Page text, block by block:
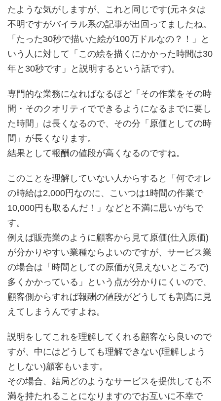
たような気がしますが、これと同じです(元ネタは
不明ですがバイラル系の記事が出回ってましたね。
「たった30秒で描いた絵が100万ドルなの？！」と
いう人に対して「この絵を描くにかかった時間は30
年と30秒です」と説明するという話です)。
専門的な業務になればなるほど「その作業をその時
間・そのクオリティでできるようになるまでに要し
た時間」は長くなるので、その分「原価としての時
間」が長くなります。
結果として報酬の値段が高くなるのですね。
このことを理解していない人からすると「何でオレ
の時給は2,000円なのに、こいつは1時間の作業で
10,000円も取るんだ！」などと不満に思いがちで
す。
例えば販売業のように顧客から見て原価(仕入原価)
が分かりやすい業種ならよいのですが、サービス業
の場合は「時間としての原価が(見えないところで)
多くかかっている」という点が分かりにくいので、
顧客側からすれば報酬の値段がどうしても割高に見
えてしまうんですよね。
説明をしてこれを理解してくれる顧客なら良いので
すが、中にはどうしても理解できない(理解しよう
としない)顧客もいます。
その場合、結局どのようなサービスを提供しても不
満を持たれることになりますのでお互いに不幸で